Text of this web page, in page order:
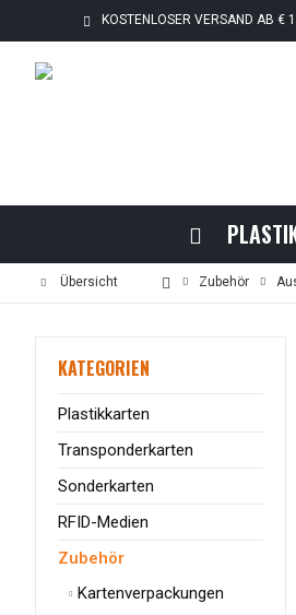
KOSTENLOSER VERSAND AB €
Übersicht Zubehör
KATEGORIEN
Plastikkarten
Transponderkarten
Sonderkarten
RFID-Medien
Zubehör
Kartenverpackungen